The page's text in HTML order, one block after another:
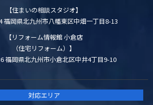
【住まいの相談スタジオ】
福岡県北九州市八幡東区中畑一丁目8-13
【リフォーム情報館 小倉店
（住宅リフォーム）】
福岡県北九州市小倉北区中井4丁目9-10
対応エリア